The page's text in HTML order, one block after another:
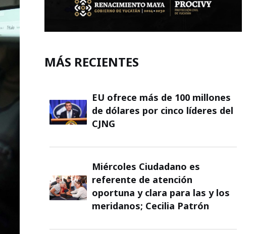
MÁS RECIENTES
EU ofrece más de 100 millones
de dólares por cinco líderes del
CJNG
Miércoles Ciudadano es
referente de atención
oportuna y clara para las y los
meridanos; Cecilia Patrón